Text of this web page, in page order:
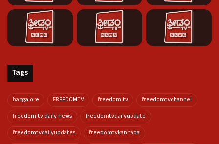
Tags
bangalore FREEDOMTV freedom tv
freedomtvchannel
freedom tv daily news
freedomtvdailyupdate
freedomtvdailyupdates
freedomtvkannada